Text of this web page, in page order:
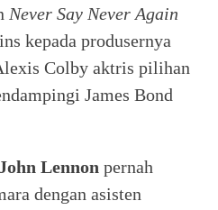
Never Say Never Again
kepada produsernya
Colby aktris pilihan
James Bond
John Lennon pernah
dengan asisten